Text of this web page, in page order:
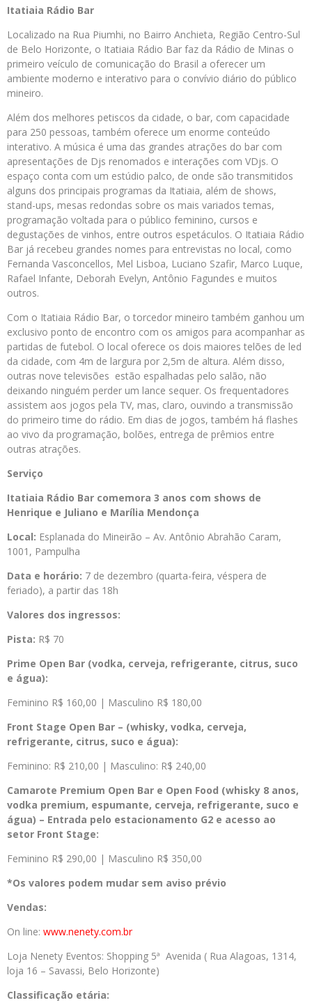
Itatiaia Rádio Bar
Localizado na Rua Piumhi, no Bairro Anchieta, Região Centro-Sul
de Belo Horizonte, o Itatiaia Rádio Bar faz da Rádio de Minas o
primeiro veículo de comunicação do Brasil a oferecer um
ambiente moderno e interativo para o convívio diário do público
mineiro.
Além dos melhores petiscos da cidade, o bar, com capacidade
para 250 pessoas, também oferece um enorme conteúdo
interativo. A música é uma das grandes atrações do bar com
apresentações de Djs renomados e interações com VDjs. O
espaço conta com um estúdio palco, de onde são transmitidos
alguns dos principais programas da Itatiaia, além de shows,
stand-ups, mesas redondas sobre os mais variados temas,
programação voltada para o público feminino, cursos e
degustações de vinhos, entre outros espetáculos. O Itatiaia Rádio
Bar já recebeu grandes nomes para entrevistas no local, como
Fernanda Vasconcellos, Mel Lisboa, Luciano Szafir, Marco Luque,
Rafael Infante, Deborah Evelyn, Antônio Fagundes e muitos
outros.
Com o Itatiaia Rádio Bar, o torcedor mineiro também ganhou um
exclusivo ponto de encontro com os amigos para acompanhar as
partidas de futebol. O local oferece os dois maiores telões de led
da cidade, com 4m de largura por 2,5m de altura. Além disso,
outras nove televisões estão espalhadas pelo salão, não
deixando ninguém perder um lance sequer. Os frequentadores
assistem aos jogos pela TV, mas, claro, ouvindo a transmissão
do primeiro time do rádio. Em dias de jogos, também há flashes
ao vivo da programação, bolões, entrega de prêmios entre
outras atrações.
Serviço
Itatiaia Rádio Bar comemora 3 anos com shows de
Henrique e Juliano e Marília Mendonça
Local: Esplanada do Mineirão – Av. Antônio Abrahão Caram,
1001, Pampulha
Data e horário: 7 de dezembro (quarta-feira, véspera de
feriado), a partir das 18h
Valores dos ingressos:
Pista: R$ 70
Prime Open Bar (vodka, cerveja, refrigerante, citrus, suco
e água):
Feminino R$ 160,00 | Masculino R$ 180,00
Front Stage Open Bar – (whisky, vodka, cerveja,
refrigerante, citrus, suco e água):
Feminino: R$ 210,00 | Masculino: R$ 240,00
Camarote Premium Open Bar e Open Food (whisky 8 anos,
vodka premium, espumante, cerveja, refrigerante, suco e
água) – Entrada pelo estacionamento G2 e acesso ao
setor Front Stage:
Feminino R$ 290,00 | Masculino R$ 350,00
*Os valores podem mudar sem aviso prévio
Vendas:
On line: www.nenety.com.br
Loja Nenety Eventos: Shopping 5ª Avenida ( Rua Alagoas, 1314,
loja 16 – Savassi, Belo Horizonte)
Classificação etária: